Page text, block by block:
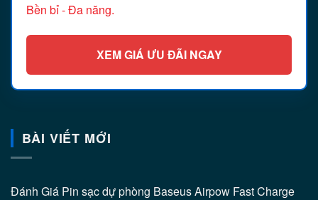
Bền bỉ - Đa năng.
XEM GIÁ ƯU ĐÃI NGAY
BÀI VIẾT MỚI
Đánh Giá Pin sạc dự phòng Baseus Airpow Fast Charge